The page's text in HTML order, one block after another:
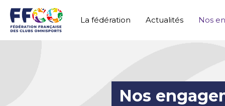
contenu
La fédération Actualités Nos
Nos